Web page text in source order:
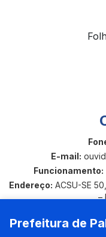
Prefeitura de
E-mail:
Funcionamento:
Endereço: ACSU-SE
–